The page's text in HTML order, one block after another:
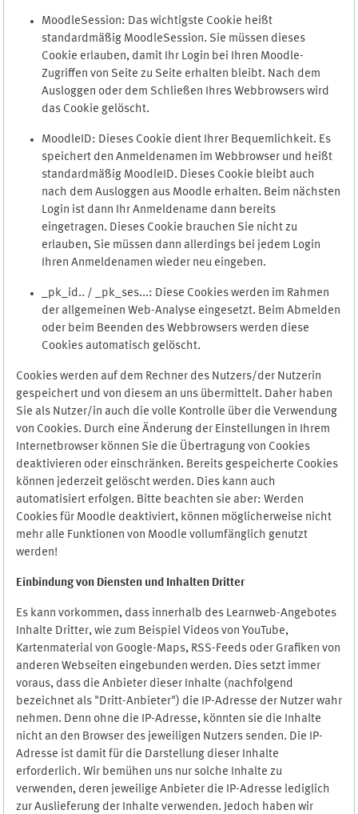
MoodleSession: Das wichtigste Cookie heißt
standardmäßig MoodleSession. Sie müssen dieses
Cookie erlauben, damit Ihr Login bei Ihren Moodle-
Zugriffen von Seite zu Seite erhalten bleibt. Nach dem
Ausloggen oder dem Schließen Ihres Webbrowsers wird
das Cookie gelöscht.
MoodleID: Dieses Cookie dient Ihrer Bequemlichkeit. Es
speichert den Anmeldenamen im Webbrowser und heißt
standardmäßig MoodleID. Dieses Cookie bleibt auch
nach dem Ausloggen aus Moodle erhalten. Beim nächsten
Login ist dann Ihr Anmeldename dann bereits
eingetragen. Dieses Cookie brauchen Sie nicht zu
erlauben, Sie müssen dann allerdings bei jedem Login
Ihren Anmeldenamen wieder neu eingeben.
_pk_id.. / _pk_ses...: Diese Cookies werden im Rahmen
der allgemeinen Web-Analyse eingesetzt. Beim Abmelden
oder beim Beenden des Webbrowsers werden diese
Cookies automatisch gelöscht.
Cookies werden auf dem Rechner des Nutzers/der Nutzerin
gespeichert und von diesem an uns übermittelt. Daher haben
Sie als Nutzer/in auch die volle Kontrolle über die Verwendung
von Cookies. Durch eine Änderung der Einstellungen in Ihrem
Internetbrowser können Sie die Übertragung von Cookies
deaktivieren oder einschränken. Bereits gespeicherte Cookies
können jederzeit gelöscht werden. Dies kann auch
automatisiert erfolgen. Bitte beachten sie aber: Werden
Cookies für Moodle deaktiviert, können möglicherweise nicht
mehr alle Funktionen von Moodle vollumfänglich genutzt
werden!
Einbindung von Diensten und Inhalten Dritter
Es kann vorkommen, dass innerhalb des Learnweb-Angebotes
Inhalte Dritter, wie zum Beispiel Videos von YouTube,
Kartenmaterial von Google-Maps, RSS-Feeds oder Grafiken von
anderen Webseiten eingebunden werden. Dies setzt immer
voraus, dass die Anbieter dieser Inhalte (nachfolgend
bezeichnet als "Dritt-Anbieter") die IP-Adresse der Nutzer wahr
nehmen. Denn ohne die IP-Adresse, könnten sie die Inhalte
nicht an den Browser des jeweiligen Nutzers senden. Die IP-
Adresse ist damit für die Darstellung dieser Inhalte
erforderlich. Wir bemühen uns nur solche Inhalte zu
verwenden, deren jeweilige Anbieter die IP-Adresse lediglich
zur Auslieferung der Inhalte verwenden. Jedoch haben wir